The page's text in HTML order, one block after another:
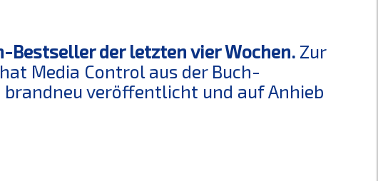
Bestseller der letzten vier Wochen. Zur
Media Control aus der Buch-
veröffentlicht und auf Anhieb